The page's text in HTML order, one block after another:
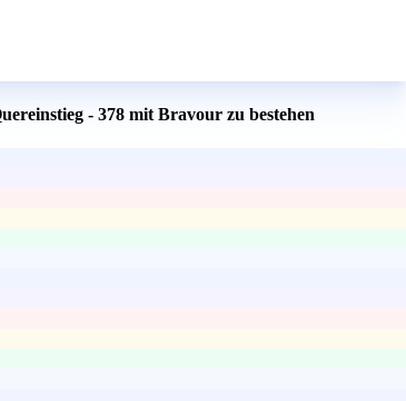
- 378 mit Bravour zu bestehen